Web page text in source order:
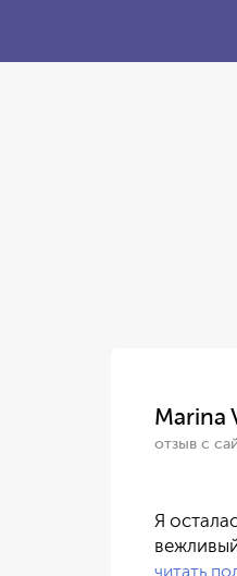
Marina
отзыв с
Я